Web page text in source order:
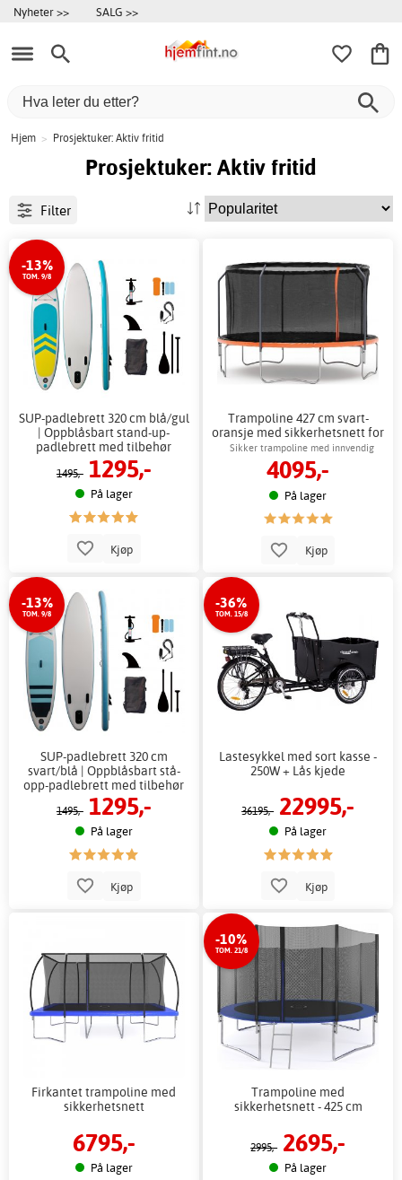
Nyheter >> SALG >>
Hjem > Prosjektuker: Aktiv fritid
Prosjektuker: Aktiv fritid
Filter
-13%
TOM. 9/8
SUP-padlebrett 320 cm blå/gul
| Oppblåsbart stand-up-
padlebrett med tilbehør
1495,- 1295,-
På lager
Kjøp
Trampoline 427 cm svart-
oransje med sikkerhetsnett for
barn
Sikker trampoline med innvendig
sikkerhetsnett
4095,-
På lager
Kjøp
-13%
TOM. 9/8
SUP-padlebrett 320 cm
svart/blå | Oppblåsbart stå-
opp-padlebrett med tilbehør
1495,- 1295,-
På lager
Kjøp
-36%
TOM. 15/8
Lastesykkel med sort kasse -
250W + Lås kjede
36195,- 22995,-
På lager
Kjøp
Firkantet trampoline med
sikkerhetsnett
6795,-
På lager
-10%
TOM. 21/8
Trampoline med
sikkerhetsnett - 425 cm
2995,- 2695,-
På lager